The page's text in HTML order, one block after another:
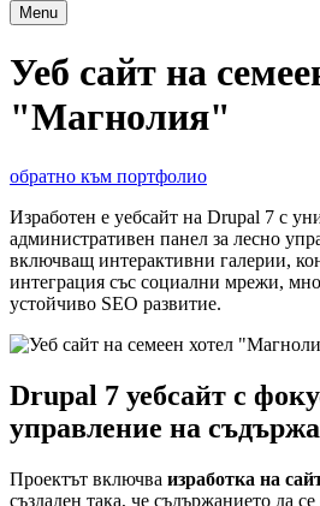
Menu
Уеб сайт на
"Магнолия"
обратно към портфолио
Изработен е уебсайт на Drupal 7 с
административен панел за лесно
включващ интерактивни галерии,
интеграция със социални мрежи,
устойчиво SEO развитие.
Drupal 7 уебсайт с
управление на
Проектът включва изработка на
създаден така, че съдържанието да